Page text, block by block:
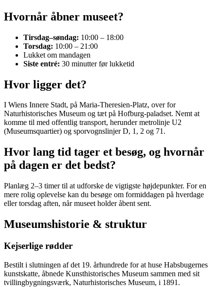
Hvornår åbner museet?
Tirsdag–søndag: 10:00 – 18:00
Torsdag: 10:00 – 21:00
Lukket om mandagen
Siste entré: 30 minutter før lukketid
Hvor ligger det?
I Wiens Innere Stadt, på Maria-Theresien-Platz, over for
Naturhistorisches Museum og tæt på Hofburg-paladset. Nemt at
komme til med offentlig transport, herunder metrolinje U2
(Museumsquartier) og sporvognslinjer D, 1, 2 og 71.
Hvor lang tid tager et besøg, og hvornår
på dagen er det bedst?
Planlæg 2–3 timer til at udforske de vigtigste højdepunkter. For en
mere rolig oplevelse kan du besøge om formiddagen på hverdage
eller torsdag aften, når museet holder åbent sent.
Museumshistorie & struktur
Kejserlige rødder
Bestilt i slutningen af det 19. århundrede for at huse Habsbugernes
kunstskatte, åbnede Kunsthistorisches Museum sammen med sit
tvillingbygningsværk, Naturhistorisches Museum, i 1891.